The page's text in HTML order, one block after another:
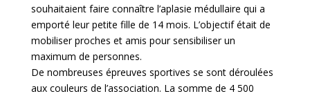
souhaitaient faire connaître l’aplasie médullaire qui a
emporté leur petite fille de 14 mois. L’objectif était de
mobiliser proches et amis pour sensibiliser un
maximum de personnes.
De nombreuses épreuves sportives se sont déroulées
aux couleurs de l’association. La somme de 4 500